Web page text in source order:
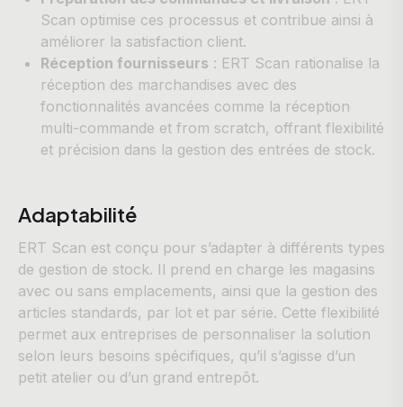
Scan optimise ces processus et contribue ainsi à
améliorer la satisfaction client.
Réception fournisseurs : ERT Scan rationalise la
réception des marchandises avec des
fonctionnalités avancées comme la réception
multi-commande et from scratch, offrant flexibilité
et précision dans la gestion des entrées de stock.
Adaptabilité
ERT Scan est conçu pour s’adapter à différents types
de gestion de stock. Il prend en charge les magasins
avec ou sans emplacements, ainsi que la gestion des
articles standards, par lot et par série. Cette flexibilité
permet aux entreprises de personnaliser la solution
selon leurs besoins spécifiques, qu’il s’agisse d’un
petit atelier ou d’un grand entrepôt.